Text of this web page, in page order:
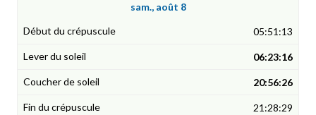
sam., août 8
05:51:13
06:23:16
20:56:26
21:28:29